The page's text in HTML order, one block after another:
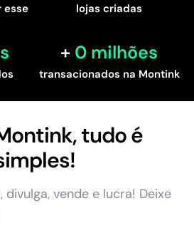
esse
lojas criadas
transacionados na Montink
0 milhões
tudo é
divulga, vende e lucra! Deixe